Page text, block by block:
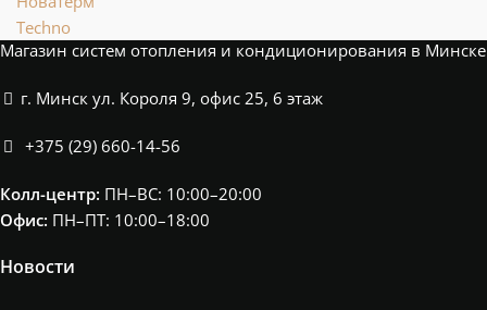
Techno
Магазин систем отопления и кондиционирования в Минске
г. Минск ул. Короля 9, офис 25, 6 этаж
+375 (29) 660-14-56
Колл-центр: ПН–ВС: 10:00–20:00​
Офис: ПН–ПТ: 10:00–18:00
Новости